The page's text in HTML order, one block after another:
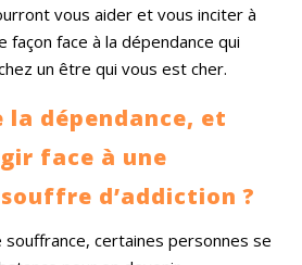
vous aider et vous inciter à
façon face à la dépendance qui
un être qui vous est cher.
la dépendance, et
face à une
d’addiction ?
certaines personnes se